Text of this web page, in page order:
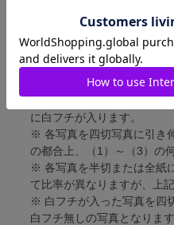
短辺 305mm
全紙写真
短辺 402mm
写真のサイズにつきまして、
※ 宝塚大劇場および新人公
に白フチが入ります。
※ 各写真を四切写真に引き
の都合上、（1）～（3）の
※ 各写真を半切または全紙
て比率が異なりますが、上
※ 白フチが入った写真を四
白フチ無しの写真となります